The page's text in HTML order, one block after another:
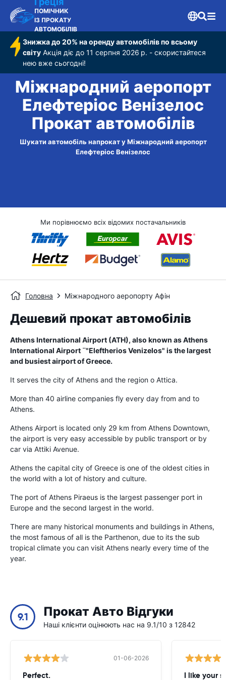
ПОМІЧНИК
ІЗ ПРОКАТУ
АВТОМОБІЛІВ
Знижка до 20% на оренду автомобілів по всьому
світу Акція діє до 11 серпня 2026 р. - скористайтеся
нею вже сьогодні!
Міжнародний аеропорт
Елефтеріос Венізелос
Прокат автомобілів
Шукати автомобіль напрокат у Міжнародний аеропорт
Елефтеріос Венізелос
Ми порівнюємо всіх відомих постачальників
Головна Міжнародного аеропорту Афін
Дешевий прокат автомобілів
Athens International Airport (ATH), also known as Athens
International Airport ¨"Eleftherios Venizelos" is the largest
and busiest airport of Greece.
It serves the city of Athens and the region o Attica.
More than 40 airline companies fly every day from and to
Athens.
Athens Airport is located only 29 km from Athens Downtown,
the airport is very easy accessible by public transport or by
car via Attiki Avenue.
Athens the capital city of Greece is one of the oldest cities in
the world with a lot of history and culture.
The port of Athens Piraeus is the largest passenger port in
Europe and the second largest in the world.
There are many historical monuments and buildings in Athens,
the most famous of all is the Parthenon, due to its the sub
tropical climate you can visit Athens nearly every time of the
year.
9.1 Прокат Авто Відгуки
Наші клієнти оцінюють нас на 9.1/10 з 12842
01-06-2026
Perfect. I like your